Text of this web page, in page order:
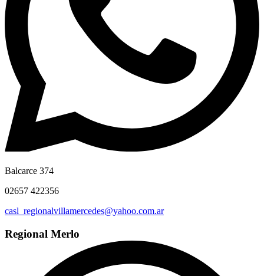
Balcarce 374
02657 422356
casl_regionalvillamercedes@yahoo.com.ar
Regional Merlo